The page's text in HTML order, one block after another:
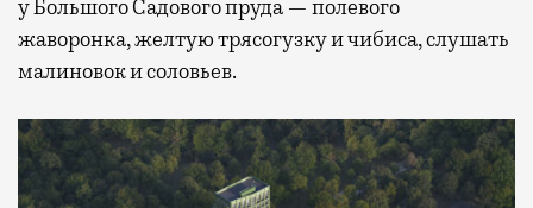
у Большого Садового пруда — полевого
жаворонка, желтую трясогузку и чибиса, слушать
малиновок и соловьев.